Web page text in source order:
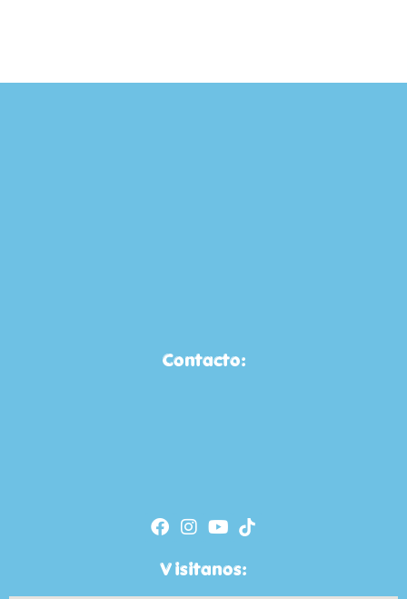
Contacto:
Visitanos: